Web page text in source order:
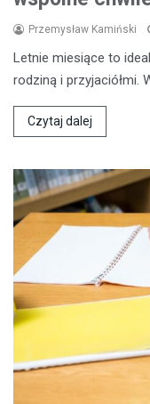
Przemysław Kamiński
Letnie miesiące to
rodziną i przyjaciółmi.
Czytaj dalej